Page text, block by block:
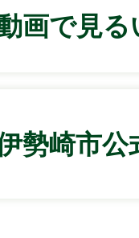
祉手当現況
画で見
勢崎市公